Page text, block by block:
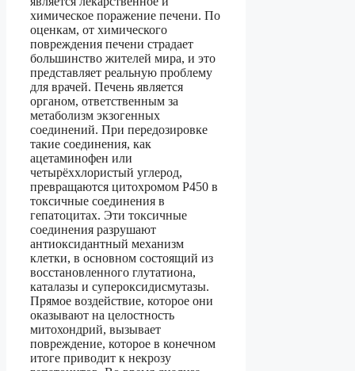
химическое поражение печени. По
оценкам, от химического
повреждения печени страдает
большинство жителей мира, и это
представляет реальную проблему
для врачей. Печень является
органом, ответственным за
метаболизм экзогенных
соединений. При передозировке
такие соединения, как
ацетаминофен или
четырёххлористый углерод,
превращаются цитохромом Р450 в
токсичные соединения в
гепатоцитах. Эти токсичные
соединения разрушают
антиоксидантный механизм
клетки, в основном состоящий из
восстановленного глутатиона,
каталазы и супероксидисмутазы.
Прямое воздействие, которое они
оказывают на целостность
митохондрий, вызывает
повреждение, которое в конечном
итоге приводит к некрозу